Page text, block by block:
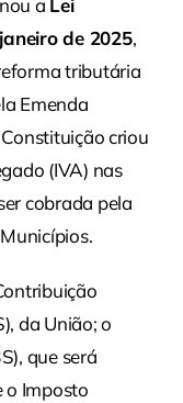
a Lei
de 2025,
tributária
Emenda
criou
(IVA) nas
cobrada pela
da União; o
que será
o Imposto